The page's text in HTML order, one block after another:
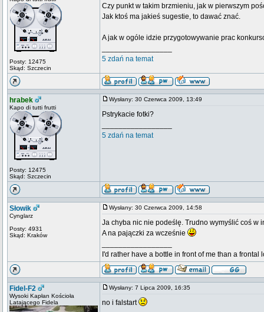
Posty: 12475
Skąd: Szczecin
Czy punkt w takim brzmieniu, jak w pierwszym
Jak ktoś ma jakieś sugestie, to dawać znać.
A jak w ogóle idzie przygotowywanie prac
5 zdań na temat
hrabek
Kapo di tutti frutti
Posty: 12475
Skąd: Szczecin
Wysłany: 30 Czerwca 2009, 13:49
Pstrykacie fotki?
5 zdań na temat
Słowik
Cynglarz
Posty: 4931
Skąd: Kraków
Wysłany: 30 Czerwca 2009, 14:58
Ja chyba nic nie podeślę. Trudno wymyślić coś w
A na pajączki za wcześnie
I'd rather have a bottle in front of me than a frontal
Fidel-F2
Wysoki Kapłan Kościoła
Latającego Fidela
Wysłany: 7 Lipca 2009, 16:35
no i falstart